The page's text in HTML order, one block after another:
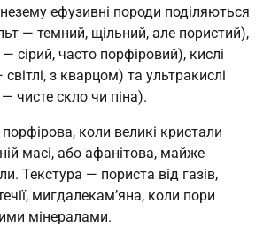
ефузивні породи поділяються
— темний, щільний, але пористий),
сірий, часто порфіровий), кислі
з кварцом) та ультракислі
чисте скло чи піна).
коли великі кристали
масі, або афанітова, майже
Текстура — пориста від газів,
мигдалекам’яна, коли пори
мінералами.